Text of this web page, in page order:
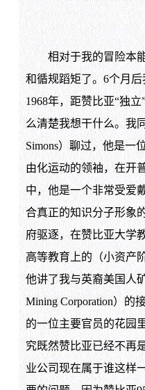
相对于我的冒险本能
和循规蹈矩了。6个月
1968年，距赞比亚“独
么清楚我想干什么。我
Simons）聊过，他是一
由化运动的领袖，在开
中，他是一个非常受爱
合真正的知识分子形象
府驱逐，在赞比亚大学
高等教育上的（小资产
他讲了我与英裔美国人
Mining Corporation）
的一位主要官员的花
究既然赞比亚已经不再
业公司现在属于谁这样